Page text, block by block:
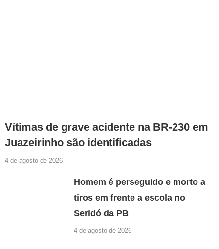
Vítimas de grave acidente na BR-230 em
Juazeirinho são identificadas
4 de agosto de 2026
Homem é perseguido e morto a
tiros em frente a escola no
Seridó da PB
4 de agosto de 2026